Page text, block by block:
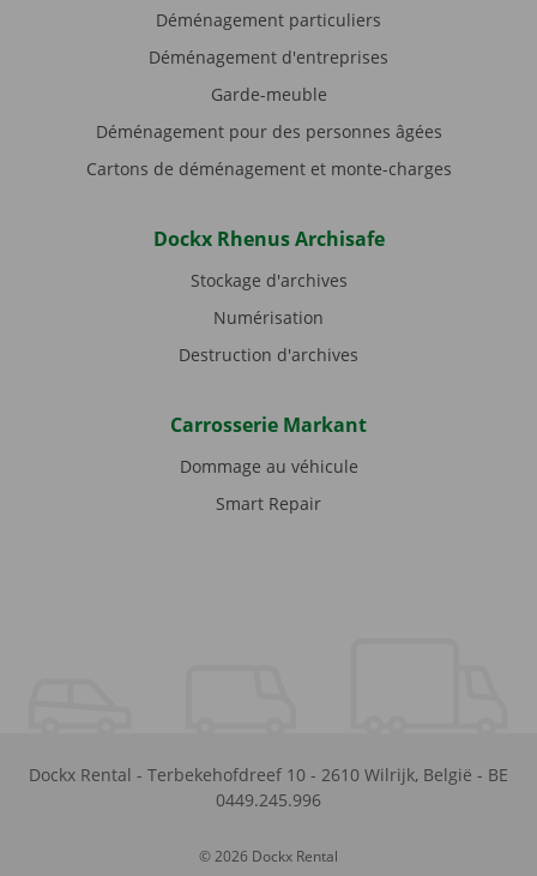
Déménagement particuliers
Déménagement d'entreprises
Garde-meuble
Déménagement pour des personnes âgées
Cartons de déménagement et monte-charges
Dockx Rhenus Archisafe
Stockage d'archives
Numérisation
Destruction d'archives
Carrosserie Markant
Dommage au véhicule
Smart Repair
Dockx Rental - Terbekehofdreef 10 - 2610 Wilrijk, België - BE
0449.245.996
© 2026 Dockx Rental